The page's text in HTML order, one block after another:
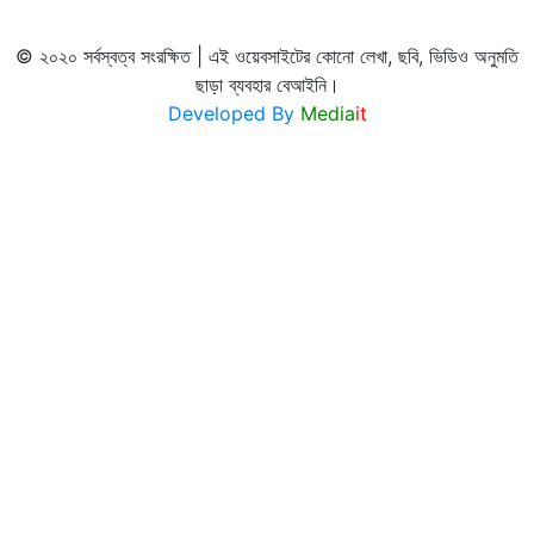
© ২০২০ সর্বস্বত্ব সংরক্ষিত | এই ওয়েবসাইটের কোনো লেখা, ছবি, ভিডিও অনুমতি
ছাড়া ব্যবহার বেআইনি।
Developed By Mediait